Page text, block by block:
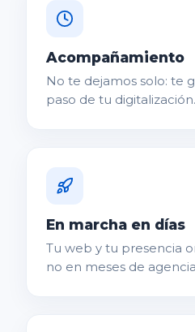
Acompañamiento
No te dejamos solo: te
paso de tu digitalización.
En marcha en días
Tu web y tu presencia
no en meses de